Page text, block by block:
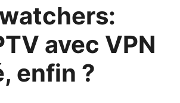
avec VPN
enfin ?